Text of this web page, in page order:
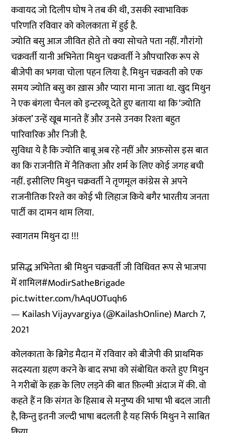
कवायद जो दिलीप घोष ने तब की थी, उसकी स्‍वाभाविक
परिणति रविवार को कोलकाता में हुई है.
ज्योति बसु आज जीवित होते तो क्या सोचते पता नहीं. गौरांगो
चक्रवर्ती यानी अभिनेता मिथुन चक्रवर्ती ने औपचारिक रूप से
बीजेपी का भगवा चोला पहन लिया है. मिथुन चक्रवती को एक
समय ज्योति बसु का ख़ास और प्यारा माना जाता था. खुद मिथुन
ने एक बंगला चैनल को इन्टरव्यू देते हुए बताया था कि ‘ज्योति
अंकल’ उन्हें खूब मानते हैं और उनसे उनका रिश्ता बहुत
पारिवारिक और निजी है.
स‍ुविधा ये है कि ज्‍योति बाबू अब रहे नहीं और अफ़सोस इस बात
का कि राजनीति में नैतिकता और शर्म के लिए कोई जगह बची
नहीं. इसीलिए मिथुन चक्रवर्ती ने तृणमूल कांग्रेस से अपने
राजनीतिक रिश्‍ते का कोई भी लिहाज किये बगैर भारतीय जनता
पार्टी का दामन थाम लिया.
स्वागतम मिथुन दा !!!
प्रसिद्ध अभिनेता श्री मिथुन चक्रवर्ती जी विधिवत रूप से भाजपा
में शामिल#ModirSatheBrigade
pic.twitter.com/hAqUOTuqh6
— Kailash Vijayvargiya (@KailashOnline)March 7,
2021
कोलकाता के ब्रिगेड मैदान में रविवार को बीजेपी की प्राथमिक
सदस्यता ग्रहण करने के बाद सभा को संबोधित करते हुए मिथुन
ने गरीबों के हक़ के लिए लड़ने की बात फ़िल्मी अंदाज में की. वो
कहते हैं न कि संगत के हिसाब से मनुष्य की भाषा भी बदल जाती
है, किन्तु इतनी जल्दी भाषा बदलती है यह सिर्फ मिथुन ने साबित